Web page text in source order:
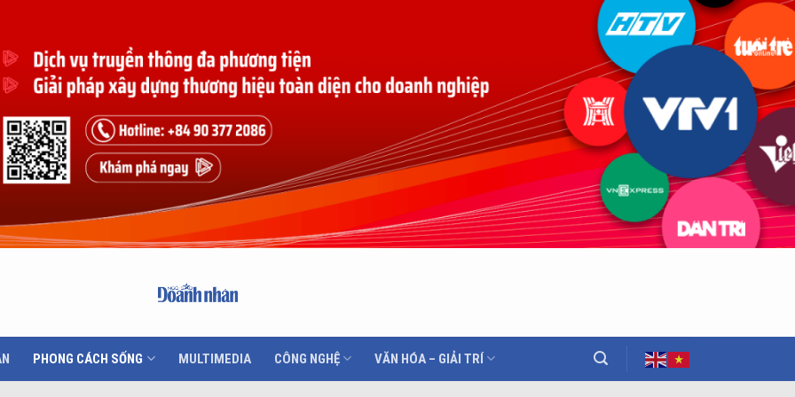
PHONG CÁCH SỐNG MULTIMEDIA CÔNG NGHỆ VĂN HÓA – GIẢI TRÍ